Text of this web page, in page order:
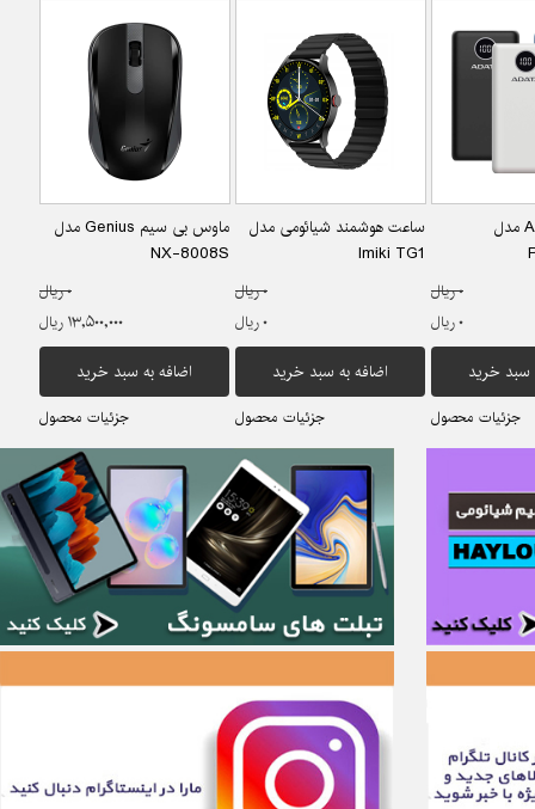
ماوس بی سیم Genius مدل
NX-8008S
۰ ریال
۱۳,۵۰۰,۰۰۰ ریال
اضافه به سبد خرید
جزئیات محصول
ساعت هوشمند شیائومی مدل
Imiki TG1
۰ ریال
۰ ریال
اضافه به سبد خرید
جزئیات محصول
پاوربانک Adata مدل
۰ ریال
۰ ریال
سبد خرید
جزئیات محصول